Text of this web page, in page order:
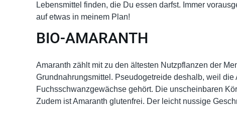
Lebensmittel finden, die Du essen darfst. Immer
auf etwas in meinem Plan!
BIO-AMARANTH
Amaranth zählt mit zu den ältesten Nutzpflanzen der
Grundnahrungsmittel. Pseudogetreide deshalb, weil
Fuchsschwanzgewächse gehört. Die unscheinbaren
Zudem ist Amaranth glutenfrei. Der leicht nussige